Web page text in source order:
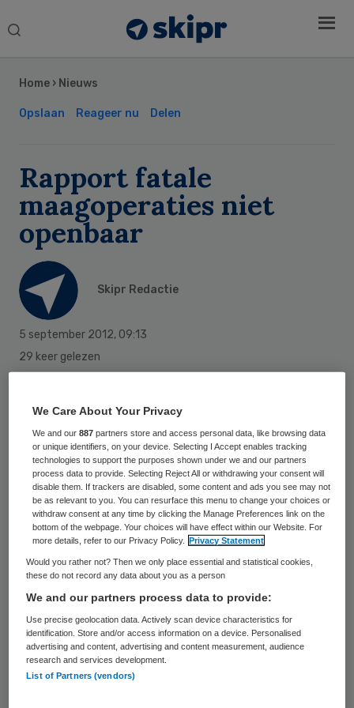
Search
Home › Nieuws
Opslaan Reageer nu Delen
Rapport fatale
maagoperaties niet
openbaar
Skipr Redactie
5 september 2012, 09:13
29 keer gelezen
Het ministerie van Volksgezondheid, Welzijn
en Sport hoeft het onderzoeksrapport naar
een reeks fatale maagverkleiningsoperaties
in het Scheper Ziekenhuis in Emmen niet
openbaar te maken. Dat heeft de Raad van
State woensdag bepaald.
Eerder oordeelde de rechtbank in
Amsterdam in een zaak die door RTL was
aangespannen dat de minister de weigering
tot openbaarmaking onvoldoende had
gemotiveerd. Die ging daartegen in hoger
beroep en is nu in het gelijk gesteld.
Sidebar
We Care About Your Privacy
We and our887 partners store and access personal data, like browsing data
or unique identifiers, on your device. Selecting I Accept enables tracking
technologies to support the purposes shown under we and our partners
process data to provide. Selecting Reject All or withdrawing your consent will
disable them. If trackers are disabled, some content and ads you see may not
be as relevant to you. You can resurface this menu to change your choices or
withdraw consent at any time by clicking the Manage Preferences link on the
bottom of the webpage. Your choices will have effect within our Website. For
more details, refer to our Privacy Policy.
Privacy Statement
Would you rather not? Then we only place essential and statistical cookies,
these do not record any data about you as a person
We and our partners process data to provide:
Use precise geolocation data. Actively scan device characteristics for
identification. Store and/or access information on a device. Personalised
advertising and content, advertising and content measurement, audience
research and services development.
List of Partners (vendors)